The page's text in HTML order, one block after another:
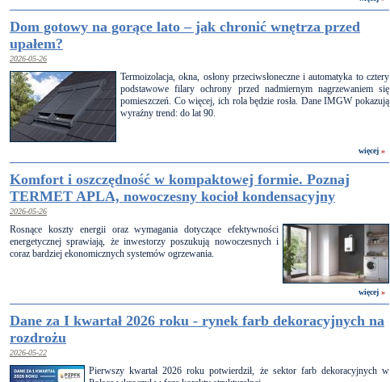
Dom gotowy na gorące lato – jak chronić wnętrza przed
upałem?
2026-05-26
Termoizolacja, okna, osłony przeciwsłoneczne i automatyka to cztery
podstawowe filary ochrony przed nadmiernym nagrzewaniem się
pomieszczeń. Co więcej, ich rola będzie rosła. Dane IMGW pokazują
wyraźny trend: do lat 90.
więcej »
Komfort i oszczędność w kompaktowej formie. Poznaj
TERMET APLA, nowoczesny kocioł kondensacyjny
2026-05-26
Rosnące koszty energii oraz wymagania dotyczące efektywności
energetycznej sprawiają, że inwestorzy poszukują nowoczesnych i
coraz bardziej ekonomicznych systemów ogrzewania.
więcej »
Dane za I kwartał 2026 roku - rynek farb dekoracyjnych na
rozdrożu
2026-05-22
Pierwszy kwartał 2026 roku potwierdził, że sektor farb dekoracyjnych w